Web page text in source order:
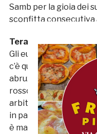
Samb per la gioia dei
sconfitta consecutiva
Teramo – Gubbio 6-0
Gli eugubini
c’è quel mostro
abruzzese ha infilato,
rossoblù. È vero che
arbitrali sfavorevoli,
in particolare, ma il
è mai parso in dubbio.